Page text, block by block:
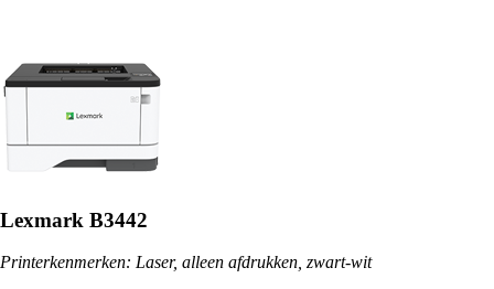
Lexmark B3442
Printerkenmerken: Laser, alleen afdrukken, zwart-wit